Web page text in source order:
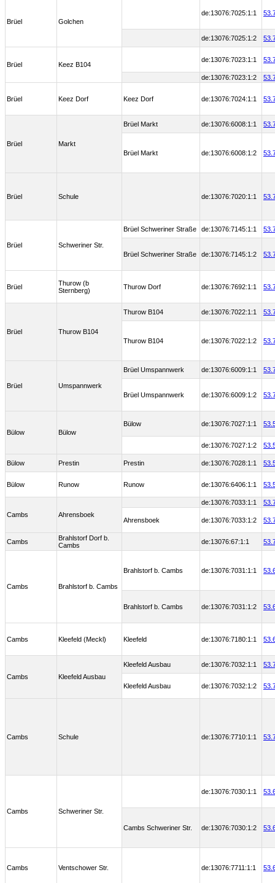
Brüel Golchen
de:13076:7025:1:1
de:13076:7025:1:2
Brüel Keez B104
de:13076:7023:1:1
de:13076:7023:1:2
Brüel Keez Dorf Keez Dorf de:13076:7024:1:1
Brüel Markt
Brüel Markt de:13076:6008:1:1
Brüel Markt de:13076:6008:1:2
Brüel Schule de:13076:7020:1:1
Brüel Schweriner Str.
Brüel Schweriner Straße de:13076:7145:1:1
Brüel Schweriner Straße de:13076:7145:1:2
Brüel
Thurow (b
Sternberg)
Thurow Dorf de:13076:7692:1:1
Brüel Thurow B104
Thurow B104 de:13076:7022:1:1
Thurow B104 de:13076:7022:1:2
Brüel Umspannwerk
Brüel Umspannwerk de:13076:6009:1:1
Brüel Umspannwerk de:13076:6009:1:2
Bülow Bülow
Bülow de:13076:7027:1:1
de:13076:7027:1:2
Bülow Prestin Prestin de:13076:7028:1:1
Bülow Runow Runow de:13076:6406:1:1
Cambs Ahrensboek
de:13076:7033:1:1
Ahrensboek de:13076:7033:1:2
Cambs
Brahlstorf Dorf b.
Cambs
de:13076:67:1:1
Cambs Brahlstorf b. Cambs
Brahlstorf b. Cambs de:13076:7031:1:1
Brahlstorf b. Cambs de:13076:7031:1:2
Cambs Kleefeld (Meckl) Kleefeld de:13076:7180:1:1
Cambs Kleefeld Ausbau
Kleefeld Ausbau de:13076:7032:1:1
Kleefeld Ausbau de:13076:7032:1:2
Cambs Schule de:13076:7710:1:1
Cambs Schweriner Str.
de:13076:7030:1:1
Cambs Schweriner Str. de:13076:7030:1:2
Cambs Ventschower Str. de:13076:7711:1:1